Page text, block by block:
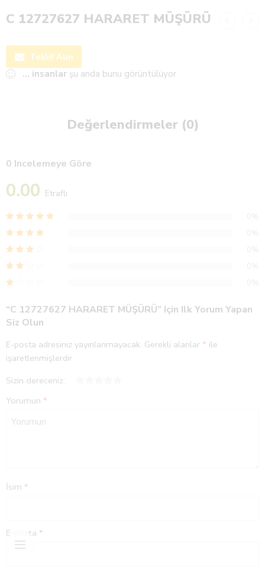
C 12727627 HARARET MÜŞÜRÜ
Teklif Alın
... insanlar şu anda bunu görüntülüyor
Değerlendirmeler (0)
0 Incelemeye Göre
0.00 Etraflı
“C 12727627 HARARET MÜŞÜRÜ” Için Ilk Yorum Yapan
Siz Olun
E-posta adresiniz yayınlanmayacak. Gerekli alanlar * ile
işaretlenmişlerdir
Sizin dereceniz
Yorumun *
İsim *
E-posta *